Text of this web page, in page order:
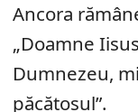
Ancora
„Doamne
Dumnezeu,
păcătosul”.